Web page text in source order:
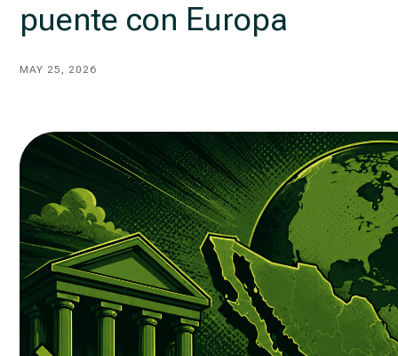
puente con Europa
MAY 25, 2026